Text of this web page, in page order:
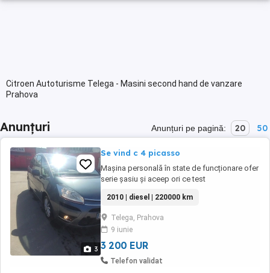
Citroen Autoturisme Telega - Masini second hand de vanzare
Prahova
Anunțuri Anunțuri pe pagină: 20 50
3
Se vind c 4 picasso
Mașina personală în state de funcționare ofer
serie șasiu și aceep ori ce test
2010 | diesel | 220000 km
Telega, Prahova
9 iunie
3 200 EUR
Telefon validat